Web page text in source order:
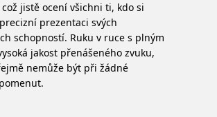
což jistě ocení všichni ti, kdo si
prezentaci svých
schopností. Ruku v ruce s plným
jakost přenášeného zvuku,
nemůže být při žádné